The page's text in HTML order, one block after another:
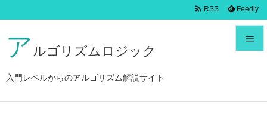
ア ルゴリズムロジック
入門レベルからのアルゴリズム解説サイト

サイド
 RSS Feedly